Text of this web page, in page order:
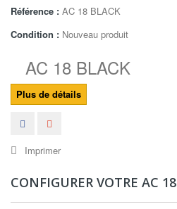
Référence : AC 18 BLACK
Condition : Nouveau produit
AC 18 BLACK
Plus de détails
Imprimer
CONFIGURER VOTRE AC 18